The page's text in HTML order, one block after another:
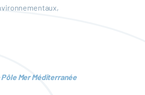
Mer Méditerranée